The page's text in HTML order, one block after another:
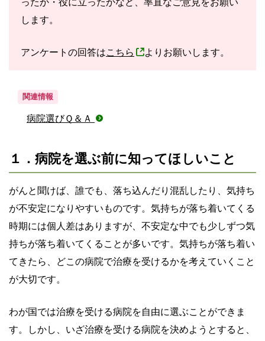
します。
アンケートの回答はこちら よりお願いします。
関連情報
病院選びＱ＆Ａ
１．病院を選ぶ前に知ってほしいこと
がんと聞けば、誰でも、落ち込んだり混乱したり、気持ち
が不安定になりやすいものです。気持ちが落ち着いてくる
時期には個人差はありますが、不安定な中でも少しずつ気
持ちが落ち着いてくることが多いです。気持ちが落ち着い
てきたら、どこの病院で治療を受けるかを考えていくこと
が大切です。
わが国では治療を受ける病院を自由に選ぶことができま
す。しかし、いざ治療を受ける病院を決めようとすると、